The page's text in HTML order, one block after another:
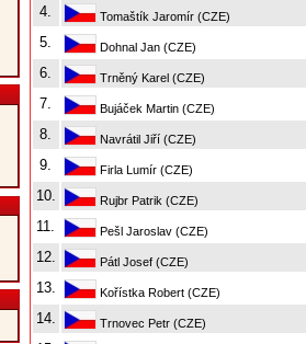
4. Tomaštík Jaromír (CZE)
5. Dohnal Jan (CZE)
6. Trněný Karel (CZE)
7. Bujáček Martin (CZE)
8. Navrátil Jiří (CZE)
9. Firla Lumír (CZE)
10. Rujbr Patrik (CZE)
11. Pešl Jaroslav (CZE)
12. Pátl Josef (CZE)
13. Kořístka Robert (CZE)
14. Trnovec Petr (CZE)